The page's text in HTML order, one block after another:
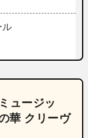
ル
ュージッ
華 クリーヴ